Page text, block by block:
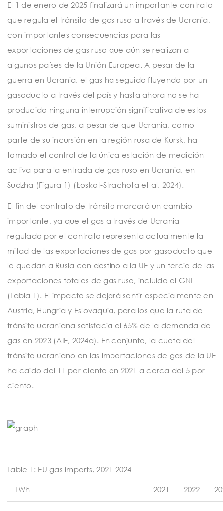
El 1 de enero de 2025 finalizará un importante contrato
que regula el tránsito de gas ruso a través de Ucrania,
con importantes consecuencias para las
exportaciones de gas ruso que aún se realizan a
algunos países de la Unión Europea. A pesar de la
guerra en Ucrania, el gas ha seguido fluyendo por un
gasoducto a través del país y hasta ahora no se ha
producido ninguna interrupción significativa de estos
suministros de gas, a pesar de que Ucrania, como
parte de su incursión en la región rusa de Kursk, ha
tomado el control de la única estación de medición
activa para la entrada de gas ruso en Ucrania, en
Sudzha (Figura 1) (Łoskot-Strachota et al, 2024).
El fin del contrato de tránsito marcará un cambio
importante, ya que el gas a través de Ucrania
regulado por el contrato representa actualmente la
mitad de las exportaciones de gas por gasoducto que
le quedan a Rusia con destino a la UE y un tercio de las
exportaciones totales de gas ruso, incluido el GNL
(Tabla 1). El impacto se dejará sentir especialmente en
Austria, Hungría y Eslovaquia, para los que la ruta de
tránsito ucraniana satisfacía el 65% de la demanda de
gas en 2023 (AIE, 2024a). En conjunto, la cuota del
tránsito ucraniano en las importaciones de gas de la UE
ha caído del 11 por ciento en 2021 a cerca del 5 por
ciento.
Table 1: EU gas imports, 2021-2024
TWh 2021 2022